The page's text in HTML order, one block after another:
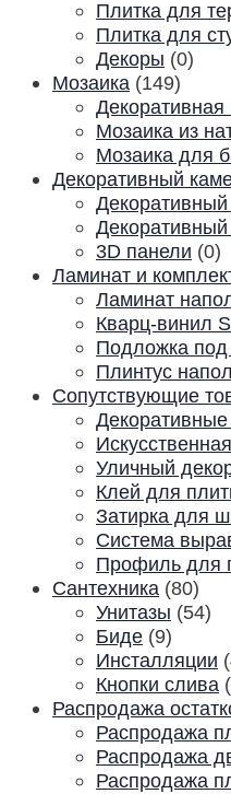
Плитка для
Плитка для
Декоры (0)
Мозаика (149)
Декоративная
Мозаика из
Мозаика для
Декоративный
Декоративный
Декоративный
3D панели (0)
Ламинат и
Ламинат
Кварц-винил
Подложка
Плинтус
Сопутствующие
Уличный
Клей для
Затирка для
Система
Профиль для
Сантехника (80)
Унитазы (54)
Биде (9)
Инсталляции
Кнопки слива
Распродажа
Распродажа
Распродажа
Распродажа